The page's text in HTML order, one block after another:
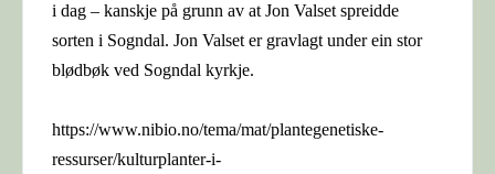
i dag – kanskje på grunn av at Jon Valset spreidde
sorten i Sogndal. Jon Valset er gravlagt under ein stor
blødbøk ved Sogndal kyrkje.
https://www.nibio.no/tema/mat/plantegenetiske-
ressurser/kulturplanter-i-